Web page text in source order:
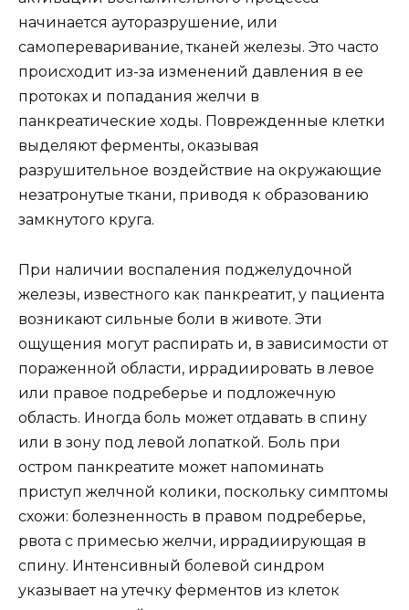
начинается ауторазрушение, или
самопереваривание, тканей железы. Это часто
происходит из-за изменений давления в ее
протоках и попадания желчи в
панкреатические ходы. Поврежденные клетки
выделяют ферменты, оказывая
разрушительное воздействие на окружающие
незатронутые ткани, приводя к образованию
замкнутого круга.
При наличии воспаления поджелудочной
железы, известного как панкреатит, у пациента
возникают сильные боли в животе. Эти
ощущения могут распирать и, в зависимости от
пораженной области, иррадиировать в левое
или правое подреберье и подложечную
область. Иногда боль может отдавать в спину
или в зону под левой лопаткой. Боль при
остром панкреатите может напоминать
приступ желчной колики, поскольку симптомы
схожи: болезненность в правом подреберье,
рвота с примесью желчи, иррадиирующая в
спину. Интенсивный болевой синдром
указывает на утечку ферментов из клеток